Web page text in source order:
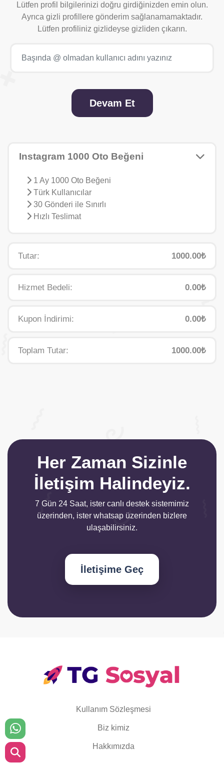
Instagram 1000 Oto Beğeni
1 Ay 1000 Oto Beğeni
Türk Kullanıcılar
30 Gönderi ile Sınırlı
Hızlı Teslimat
Tutar: 1000.00₺
Hizmet Bedeli: 0.00₺
Kupon İndirimi: 0.00₺
Toplam Tutar: 1000.00₺
Lütfen profil bilgilerinizi doğru girdiğinizden emin olun.
Ayrıca gizli profillere gönderim sağlanamamaktadır.
Lütfen profiliniz gizlideyse gizliden çıkarın.
Devam Et
Her Zaman Sizinle
İletişim Halindeyiz.
7 Gün 24 Saat, ister canlı destek sistemimiz
üzerinden, ister whatsap üzerinden bizlere
ulaşabilirsiniz.
İletişime Geç
Kullanım Sözleşmesi
Biz kimiz
Hakkımızda